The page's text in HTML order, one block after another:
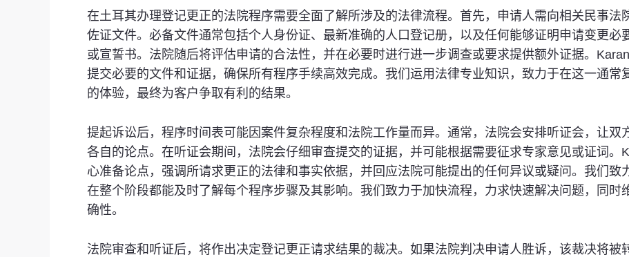
在土耳其办理登记更正的法院程序需要全面了解所涉及的法律流程。首先，申请人需向相关民事法
佐证文件。必备文件通常包括个人身份证、最新准确的人口登记册，以及任何能够证明申请变更必
或宣誓书。法院随后将评估申请的合法性，并在必要时进行进一步调查或要求提供额外证据。
提交必要的文件和证据，确保所有程序手续高效完成。我们运用法律专业知识，致力于在这一通常
的体验，最终为客户争取有利的结果。
提起诉讼后，程序时间表可能因案件复杂程度和法院工作量而异。通常，法院会安排听证会，让双
各自的论点。在听证会期间，法院会仔细审查提交的证据，并可能根据需要征求专家意见或证词。
心准备论点，强调所请求更正的法律和事实依据，并回应法院可能提出的任何异议或疑问。我们致
在整个阶段都能及时了解每个程序步骤及其影响。我们致力于加快流程，力求快速解决问题，同时
确性。
法院审查和听证后，将作出决定登记更正请求结果的裁决。如果法院判决申请人胜诉，该裁决将被